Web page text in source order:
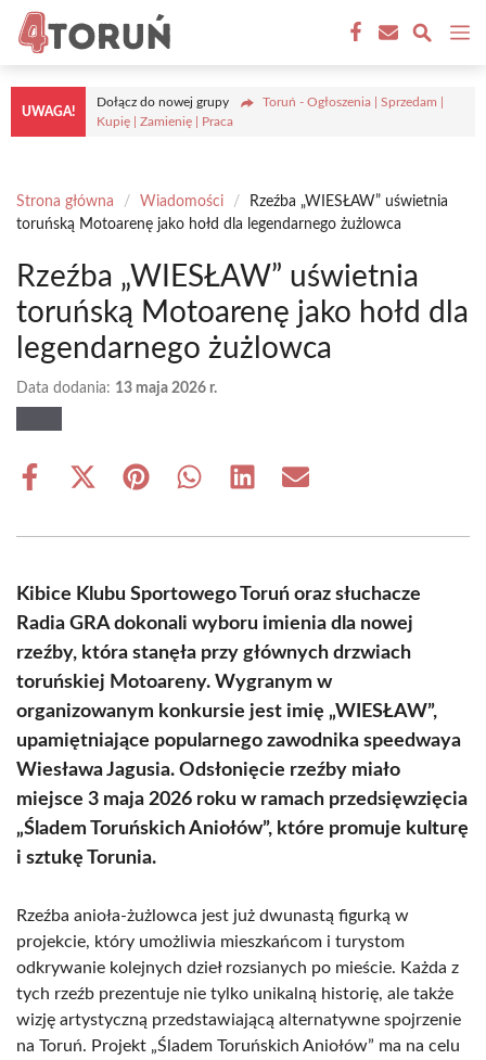
Przejdź
treści
UWAGA!
Dołącz do nowej grupy
Toruń - Ogłoszenia | Sprzedam |
Kupię | Zamienię | Praca
Strona główna / Wiadomości /
Rzeźba „WIESŁAW” uświetnia
toruńską Motoarenę jako hołd dla legendarnego żużlowca
Rzeźba „WIESŁAW” uświetnia
toruńską Motoarenę jako hołd dla
legendarnego żużlowca
Data dodania: 13 maja 2026 r.
Share
Share
(Twitter)
Share Share Share Share
Kibice Klubu Sportowego Toruń oraz słuchacze
Radia GRA dokonali wyboru imienia dla nowej
rzeźby, która stanęła przy głównych drzwiach
toruńskiej Motoareny. Wygranym w
organizowanym konkursie jest imię „WIESŁAW”,
upamiętniające popularnego zawodnika speedwaya
Wiesława Jagusia. Odsłonięcie rzeźby miało
miejsce 3 maja 2026 roku w ramach przedsięwzięcia
„Śladem Toruńskich Aniołów”, które promuje kulturę
i sztukę Torunia.
Rzeźba anioła-żużlowca jest już dwunastą figurką w
projekcie, który umożliwia mieszkańcom i turystom
odkrywanie kolejnych dzieł rozsianych po mieście. Każda z
tych rzeźb prezentuje nie tylko unikalną historię, ale także
wizję artystyczną przedstawiającą alternatywne spojrzenie
na Toruń. Projekt „Śladem Toruńskich Aniołów” ma na celu